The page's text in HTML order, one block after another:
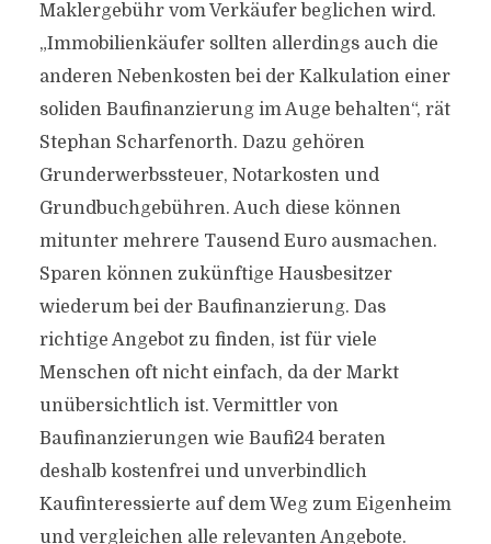
Maklergebühr vom Verkäufer beglichen wird.
„Immobilienkäufer sollten allerdings auch die
anderen Nebenkosten bei der Kalkulation einer
soliden Baufinanzierung im Auge behalten“, rät
Stephan Scharfenorth. Dazu gehören
Grunderwerbssteuer, Notarkosten und
Grundbuchgebühren. Auch diese können
mitunter mehrere Tausend Euro ausmachen.
Sparen können zukünftige Hausbesitzer
wiederum bei der Baufinanzierung. Das
richtige Angebot zu finden, ist für viele
Menschen oft nicht einfach, da der Markt
unübersichtlich ist. Vermittler von
Baufinanzierungen wie Baufi24 beraten
deshalb kostenfrei und unverbindlich
Kaufinteressierte auf dem Weg zum Eigenheim
und vergleichen alle relevanten Angebote.